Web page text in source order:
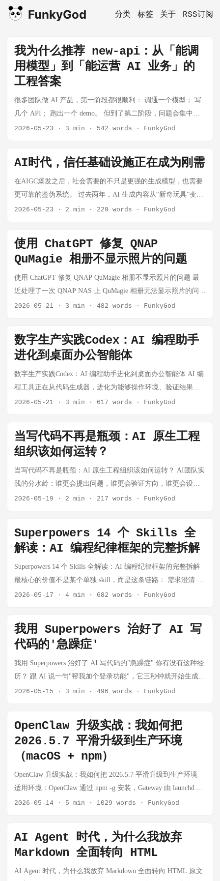
FunkyGod 分类 标签 关于 RSS订阅
我为什么推荐 new-api：从「能调
用模型」到「能运营 AI 业务」的
工程答案
很多团队做 AI 产品，第一阶段都很顺利： 调通一个模型； 写
几个 API； 跑出一个 demo。 但到了第二阶段，问题会集中爆
发： 客户要稳定，单一上游不稳定； 成本要可控，调用量上来
道、哪个模型； 商业要闭环，充值、订阅、额度、结算要打
通。 这时你会发现，真正难的不是“会调模型”，而是“把模型能
力做成一个能长期运营的系统”。 我这几天把 new-api 关键代码
路径完整过了一遍，结论是：它的价值不在于“支持 40+ 上
角，讲我为什么推荐它。 典型请求链路 客户端 ↓
/v1/chat/completions 或 /v1/messages ↓ 认证 TokenAuth / UserAuth
↓ 限流 ModelRequestRateLimit ↓ 分发 Distribute ↓ Relay 进行请求
校验、token 估算、预扣费 ↓ Adaptor 转换上游格式并请求
2026-05-23 · 3 min · 542 words · FunkyGod
AI时代，信任基础设施正在成为刚需
在AIGC爆发之后，社会需要的不只是更强的生成模型，也需要
更可靠的鉴伪系统。 过去两年，AI 生成内容从“新奇玩具”变成
了基础能力，也开始从“效率工具”变成“风险放大器”。 它可以
击一个人的尊严和一个机构的信任。 这就是为什么我越来越相
信一件事：AI 时代真正稀缺的，不只是生成能力，而是验证能
力。 换句话说，未来的核心竞争力不只是“能不能做出内容”，
而是“能不能证明内容是真的”。 一、两个事件，把“信任问
属不同领域，一个偏社会舆论，一个偏金融传播，但它们都指
向同一个问题：AI 伪造正在攻击信任本身。 1. 梅洛尼假照片：
传播速度远高于澄清速度。 普通人比公众人物更难自证清白。
够的公开照片、公开视频和生成工具，普通人就可能被伪造成
不雅图、涉政图、诈骗头像或虚假证据。 更麻烦的是，伪造内
事人澄清时，截图、转发和二次传播已经让伤害完成了。 2. 假
巴菲特视频：伪造开始攻击金融信任 如果说梅洛尼事件攻击的
是个人尊严，那么“假巴菲特”视频攻击的就是金融信任。 巴菲
他、听起来像他、说话方式也像他”的 AI 视频，本质上是在借
用权威身份做信任劫持。 这件事的危险不在于“有多像”，而在
于“有多少人会信”。 在金融场景里，信任本身就是资产。伪造
可能带来至少四类风险： 诱导投资者购买虚假产品。 制造市场
情绪，让用户误判权威来源。 损害品牌和机构声誉，让辟谣成
本激增。 让公众对真实信息也开始怀疑，形成“什么都可能是假
施”会变成新刚需 过去互联网最擅长解决的是“信息如何传播”。
现在 AI 时代最需要解决的是“信息如何被信任”。 这就是我理解
的“信任基础设施”： 图片是否被篡改。 视频是否被合成。 文档
是否被修改。 身份是否被冒充。 来源是否可追溯。 证据是否可
看作同一类能力：它们共同构成了 AI 时代的新底座。 三、C 端
为什么需要鉴伪：每个人都需要“验真权” 对于普通用户来说，
AI 最大的变化不是“模型更聪明了”，而是“你看到的东西未必可
效。 C 端的典型场景 社交平台验图。 收到可疑图片时先检测，
再决定是否转发。 被冒用头像、被合成不雅图、被伪造聊天记
录时，能快速出具检测结果。 家庭反诈，尤其是老人、孩子面
护，避免被冒充、被造谣、被恶意拼接。 我把这种能力称为“验
真权”，意思是普通人也应该拥有一个低成本、可理解、可分享
的方式去判断： ...
2026-05-23 · 2 min · 229 words · FunkyGod
使用 ChatGPT 修复 QNAP
QuMagie 相册不显示照片的问题
使用 ChatGPT 修复 QNAP QuMagie 相册不显示照片的问题 最
近处理了一次 QNAP NAS 上 QuMagie 相册无法显示照片的问
题。表面现象很迷惑：照片和视频明明在 File Station 里能看
护隐私，文中的 NAS 地址、账号、真实共享目录、家庭成员姓
名、照片路径都做了替换。示例目录和账号仅用于说明问题，
不对应真实环境。 问题现象 NAS 上有一个用于存放家庭照片的
共享目录，本文用下面这个名字代替： 家庭照片/ QuMagie 的内
地方看起来都正常： File Station 可以看到照片和视频。 使用同
一个 NAS 账号可以进入目录。 Multimedia Console 里显示照
不是文件不存在，也不是普通意义上的权限不足，而是
不一致。 为什么请 ChatGPT 参与排查 这次我没有把 ChatGPT
当成一个简单问答工具，而是把它当作一个排障协作伙伴来
Station、Multimedia Console、QuMagie UI、QuMagie API、底层
路径几个层面。 避免直接做破坏性操作，先验证再处理。 设计
迁移方案，确保照片和视频不丢。 识别 NAS 自动生成的缩略
和 QuMagie API 确认修复有效。 对 NAS 这类“UI 看起来正常，
但底层路径很绕”的问题，单靠界面判断经常不够。ChatGPT 的
价值主要是帮助我把排查流程变得更系统。 ...
2026-05-21 · 3 min · 482 words · FunkyGod
数字生产实践Codex：AI 编程助手
进化到桌面办公智能体
数字生产实践Codex：AI 编程助手进化到桌面办公智能体 AI 编
程工具正在从代码生成器，进化为能够操作环境、验证结果、
持续协作的软件开发智能体。 在过去，很多人对 AI 编程工具
OpenAI 官方对新版 Codex 的介绍，Codex 正在从一个单纯的代
码助手，升级为贯穿软件开发生命周期的智能协作伙伴。它不
仅能写代码、理解代码库、处理 PR 评审，还开始具备两类更接
近真实开发者工作方式的能力： Computer Use，也就是操作系
境，帮助开发者完成更完整的任务链路。 一、Codex 正在从代
码助手变成开发智能体 传统 AI 编程工具的核心能力是生成代
目标，主动完成多个连续动作： 读取项目文件； 理解代码结
界面； 验证修复结果； 根据反馈继续调整。 也就是说，Codex
的价值正在从"生成代码"扩展为"完成开发任务"。 这背后最关
二、什么是 Computer Use？ Computer Use 可以理解为一种让 AI
像人一样使用电脑界面的技术。 它不是简单调用 API，也不是
只在编辑器里生成文本，而是让模型通过屏幕画面理解当前环
看屏幕：识别当前界面中的按钮、输入框、菜单、弹窗和错误
提示； 理解任务：根据用户目标判断下一步应该做什么； 执行
操作：点击、输入、滚动、切换窗口、打开应用； 观察反馈：
根据界面变化判断任务是否完成； 持续迭代：如果没有完成，
就继续调整下一步操作。 可以用一句话概括： ...
2026-05-21 · 3 min · 617 words · FunkyGod
当写代码不再是瓶颈：AI 原生工程
组织该如何运转？
当写代码不再是瓶颈：AI 原生工程组织该如何运转？ AI团队实
践的分水岭：谁更会提出问题，谁更会验证方向，谁更会设计
系统，谁更能保持产品品味，谁更能在速度和责任之间找到平
讲人 Fiona Fung 是 Claude Code 和 Cowork 的产品与工程负责
人，她讨论的不是"AI 能不能帮程序员写代码"这种入门问题，
而是一个更深层的问题：当 AI 真的把写代码这件事大幅加速之
后，工程组织本身应该怎么变？ (小宇宙) 这其实是一个被很多
设计文档、技术方案评审、代码所有权、敏捷迭代、瀑布流
程、代码审查、发布审批……这些机制的核心目的，都是为了
码"，而是： 谁能判断什么值得做；谁能定义好的产品体验；谁
队持续保持高质量决策。 这意味着，AI 原生工程组织不是简单
地"给每个工程师配一个 AI 工具"，而是要重新审视整个组织系
统。 一、旧流程不是错了，而是它服务的假设变了 Fiona 提到
一个非常关键的判断：随着 Claude 等 AI 工具把代码编写成本
大幅拉低，过去围绕"工程带宽最贵"建立的一整套流程，都可能
开始失效。播客简介里也直接点出，从敏捷到瀑布，从设计文
档到代码所有权，都需要被重新审视。(小宇宙) 这句话值得每
合理的，因为它们解决的是当时最重要的问题：如何避免昂贵
的开发资源被浪费。 比如，在 AI 之前，一个复杂重构方案可
能需要几名工程师投入数周才能验证。于是团队必须先写设计
文档、开评审会、讨论边界条件、评估下游影响。因为一旦写
2026-05-19 · 2 min · 217 words · FunkyGod
Superpowers 14 个 Skills 全
解读：AI 编程纪律框架的完整拆解
Superpowers 14 个 Skills 全解读：AI 编程纪律框架的完整拆解
最核心的价值不是某个单独 skill，而是这条链路： 需求澄清 →
设计确认 → 计划拆解 → 隔离开发 → TDD → review → 验证
意：要经常更新 skills 的代码版本和自己结合实际使用，将自己
的经验和要求增加到 skills，以便更好的编程和业务准确性，最
好是将自身业务的要求单独作为 skills 引入到编程工具里。
Superpowers 是一个给 AI 编程 Agent 的完整软件开发方法论，
不必须。没有它，AI coding agent 也能写代码。 工程质量层面
对复杂项目，强烈建议。它强制 TDD、审查、验证，能减少"AI
自信但没验证"的问题。 Superpowers 自身规则层面 一旦安装并
用，就必须先调用相关 skill；README 也说这些是 mandatory
workflows, not suggestions。 我的建议：重项目安装，轻任务选
择性使用；团队协作/生产代码建议默认启用；纯探索、一次性
个 skill 不是某个开发动作，而是**"调度所有 skills 的总开
关"**。它要求 agent 在任何任务开始前先判断是否有相关
skill；只要有一点可能适用，就要先调用 skill，而不是凭经验直
接干。它还规定了优先级：用户明确指令最高，Superpowers
2026-05-17 · 4 min · 682 words · FunkyGod
我用 Superpowers 治好了 AI 写
代码的'急躁症'
我用 Superpowers 治好了 AI 写代码的"急躁症" 你有没有这种经
历？ 跟 AI 说一句"帮我加个登录功能"，它三秒钟就开始生成代
码了。你还没来得及说"我要 OAuth 不要密码登录"，它已经把
己写。 问题不在 AI 笨——现在的 Claude、GPT 编程能力已经
很强了。问题是它太急了。还没搞清楚你要什么，就急着动
手。没有设计，没有测试，没有验证，凭着"感觉"改代码，改完
说一句"看起来没问题"就算完成。 我最近发现了一个开源项
目，专门治这个毛病。 Superpowers 是什么 Superpowers 是一个
求再写代码。" "计划呢？计划写好再动手。" "测试呢？测试先
写，代码后写。" "代码审查过了吗？没过不许继续。" 它由
MIT 协议。支持 Claude Code、Codex CLI、Gemini CLI、
2026-05-15 · 3 min · 496 words · FunkyGod
OpenClaw 升级实战：我如何把
2026.5.7 平滑升级到生产环境
（macOS + npm）
OpenClaw 升级实战：我如何把 2026.5.7 平滑升级到生产环境
适用环境：OpenClaw 通过 npm -g 安装，Gateway 由 launchd 托
管，配置目录在 ~/.openclaw。 实测时间：2026-05-14，目标版
朋友参考。 前言：为什么要升级？ 事情是这样的。 那天我像往
常一样打开 Telegram，准备和我的 OpenClaw 助手聊几句，突然
收到一条来自社区频道的推送——OpenClaw 新版 2026.5.7 发布
2026-05-14 · 5 min · 1029 words · FunkyGod
AI Agent 时代，为什么我放弃
Markdown 全面转向 HTML
AI Agent 时代，为什么我放弃 Markdown 全面转向 HTML 原文